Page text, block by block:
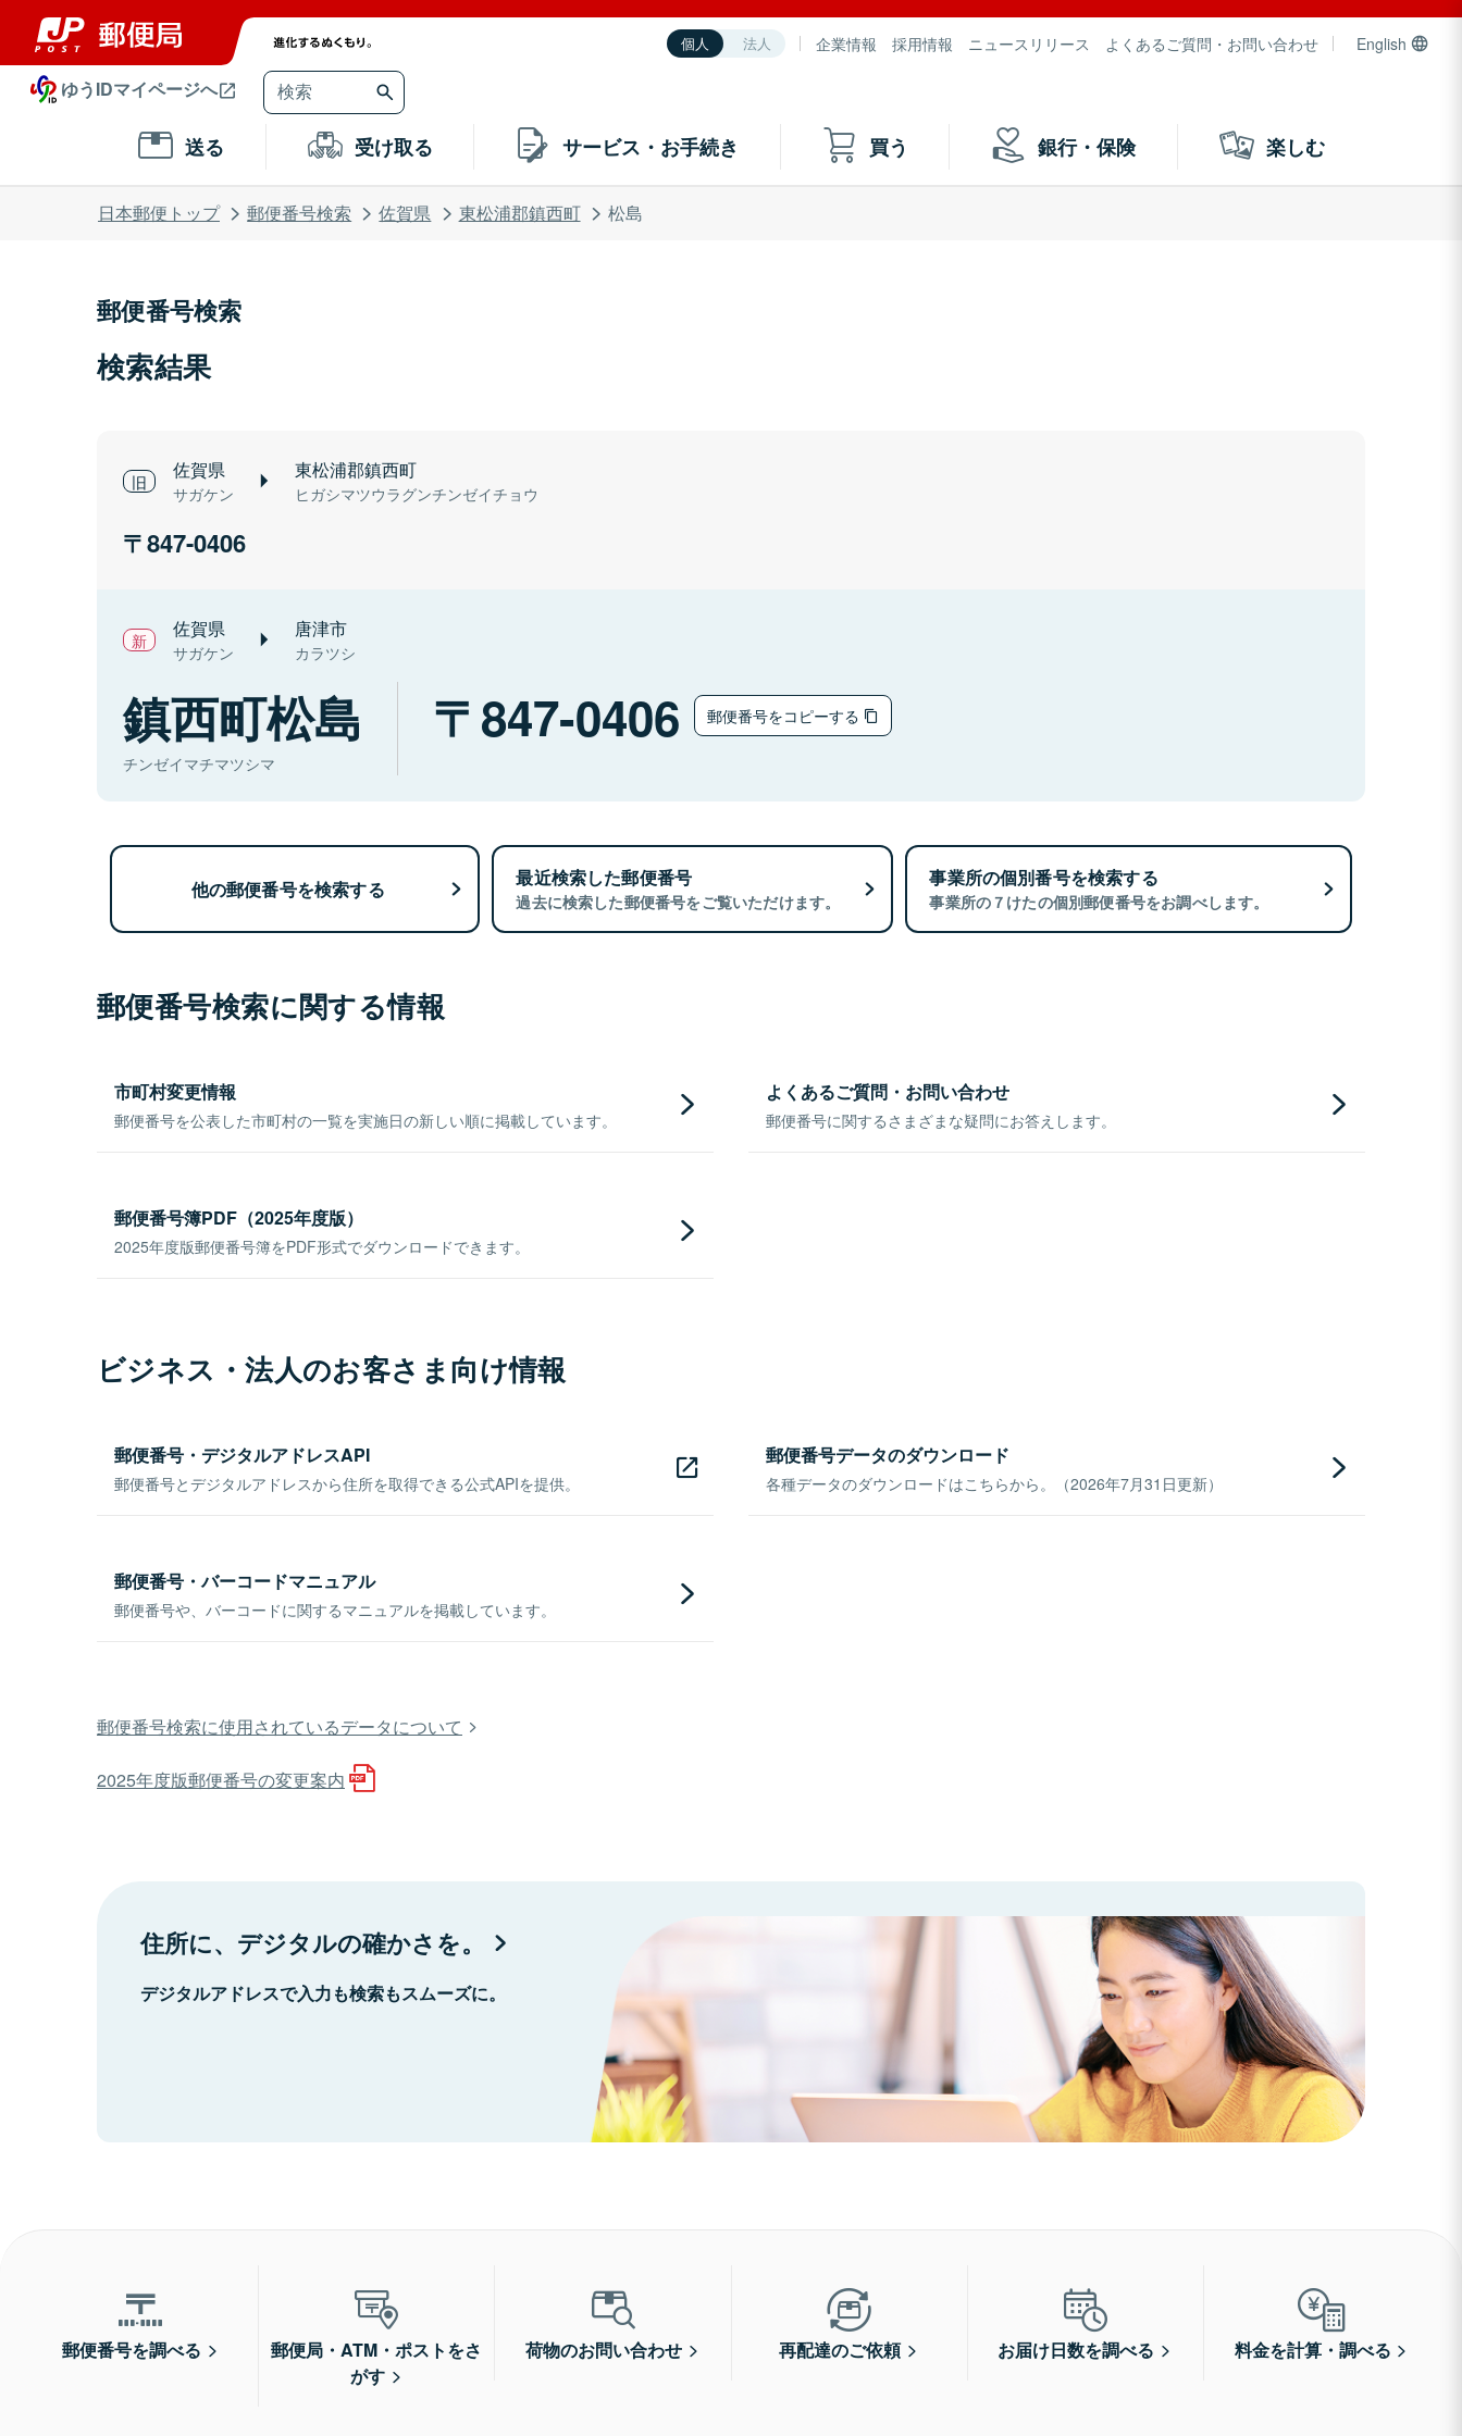
個人 法人 企業情報 採用情報 ニュースリリース よくあるご質問・お問い合わせ English
ゆうIDマイページへ
送る 受け取る サービス・お手続き 買う 銀行・保険 楽しむ
日本郵便トップ 郵便番号検索 佐賀県 東松浦郡鎮西町 松島
郵便番号検索
検索結果
佐賀県
サガケン
東松浦郡鎮西町
ヒガシマツウラグンチンゼイチョウ
847-0406
佐賀県
サガケン
唐津市
カラツシ
鎮西町松島
チンゼイマチマツシマ
847-0406 郵便番号をコピーする
他の郵便番号を検索する 最近検索した郵便番号
過去に検索した郵便番号をご覧いただけます。
事業所の個別番号を検索する
事業所の７けたの個別郵便番号をお調べします。
郵便番号検索に関する情報
市町村変更情報
郵便番号を公表した市町村の一覧を実施日の新しい順に掲載しています。
よくあるご質問・お問い合わせ
郵便番号に関するさまざまな疑問にお答えします。
郵便番号簿PDF（2025年度版）
2025年度版郵便番号簿をPDF形式でダウンロードできます。
ビジネス・法人のお客さま向け情報
郵便番号・デジタルアドレスAPI
郵便番号とデジタルアドレスから住所を取得できる公式APIを提供。
郵便番号データのダウンロード
各種データのダウンロードはこちらから。（2026年7月31日更新）
郵便番号・バーコードマニュアル
郵便番号や、バーコードに関するマニュアルを掲載しています。
郵便番号検索に使用されているデータについて
2025年度版郵便番号の変更案内
住所に、デジタルの確かさを。
デジタルアドレスで入力も検索もスムーズに。
郵便番号を調べる
郵便局・ATM・ポストをさ
がす
荷物のお問い合わせ 再配達のご依頼 お届け日数を調べる 料金を計算・調べる